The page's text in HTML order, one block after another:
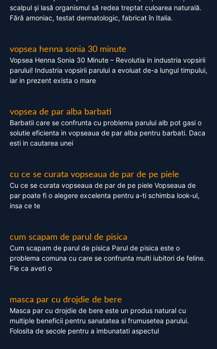
scalpul și lasă organismul să redea treptat culoarea naturală.
Fără amoniac, testat dermatologic, fabricat în Italia.
vopsea henna sonia 30 minute
Vopsea Henna Sonia 30 Minute – Revolutia in industria vopsirii
parului! Industria vopsirii parului a evoluat de-a lungul timpului,
iar in prezent exista o mare
vopsea de par alba barbati
Barbatii care se confrunta cu problema parului alb pot gasi o
solutie eficienta in vopseaua de par alba pentru barbati. Daca
esti in cautarea unei
cu ce se curata vopseaua de par de pe piele
Cu ce se curata vopseaua de par de pe piele Vopseaua de
par poate fi o alegere excelenta pentru a-ti schimba look-ul,
insa ce te
cum scapam de parul de pisica
Cum scapam de parul de pisica Parul de pisica este o
problema comuna cu care se confrunta multi iubitori de feline.
Fie ca aveti o
masca par cu drojdie de bere
Masca par cu drojdie de bere este un produs natural cu
multiple beneficii pentru sanatatea si frumusetea parului.
Folosita de secole pentru a imbunatati aspectul